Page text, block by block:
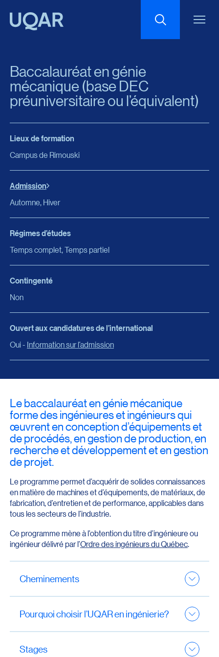
Taille du texte
Baccalauréat en génie
mécanique (base DEC
préuniversitaire ou l’équivalent)
Lieux de formation
Campus de Rimouski
Admission
Automne, Hiver
Régimes d’études
Temps complet, Temps partiel
Contingenté
Non
Ouvert aux candidatures de l’international
Oui - Information sur l’admission
Le baccalauréat en génie mécanique
forme des ingénieures et ingénieurs qui
œuvrent en conception d’équipements et
de procédés, en gestion de production, en
recherche et développement et en gestion
de projet.
Le programme permet d’acquérir de solides connaissances
en matière de machines et d’équipements, de matériaux, de
fabrication, d’entretien et de performance, applicables dans
tous les secteurs de l’industrie.
Ce programme mène à l’obtention du titre d’ingénieure ou
ingénieur délivré par l’Ordre des ingénieurs du Québec.
Cheminements
déterminés par le profil de l’étudiante ou de l’étudiant :
le cheminement « base DEC préuniversitaire ou
l’équivalent » s’adresse aux titulaires d’un diplôme
d’études collégiales (DEC)
et aux
Pourquoi choisir l’UQAR en ingénierie?
conception
Stages